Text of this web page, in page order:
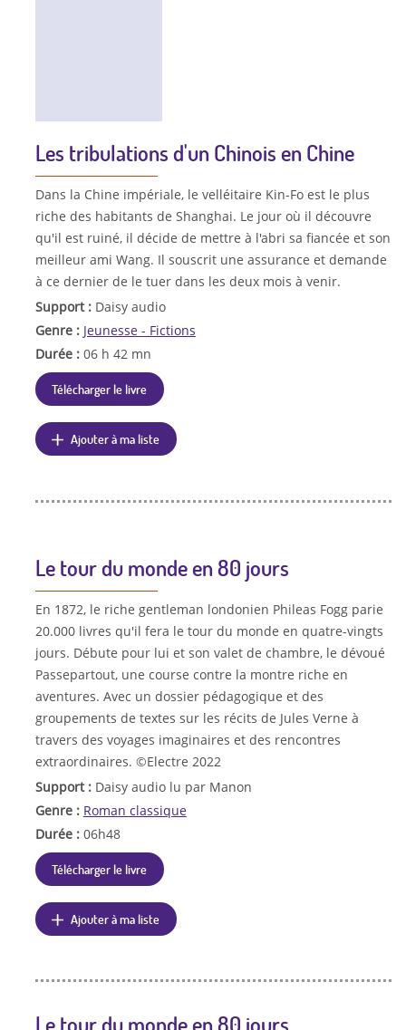
Les tribulations d'un Chinois en Chine
Dans la Chine impériale, le velléitaire Kin-Fo est le plus
riche des habitants de Shanghai. Le jour où il découvre
qu'il est ruiné, il décide de mettre à l'abri sa fiancée et son
meilleur ami Wang. Il souscrit une assurance et demande
à ce dernier de le tuer dans les deux mois à venir.
Support : Daisy audio
Genre : Jeunesse - Fictions
Durée : 06 h 42 mn
Télécharger le livre
Ajouter à ma liste
Le tour du monde en 80 jours
En 1872, le riche gentleman londonien Phileas Fogg parie
20.000 livres qu'il fera le tour du monde en quatre-vingts
jours. Débute pour lui et son valet de chambre, le dévoué
Passepartout, une course contre la montre riche en
aventures. Avec un dossier pédagogique et des
groupements de textes sur les récits de Jules Verne à
travers des voyages imaginaires et des rencontres
extraordinaires. ©Electre 2022
Support : Daisy audio lu par Manon
Genre : Roman classique
Durée : 06h48
Télécharger le livre
Ajouter à ma liste
Le tour du monde en 80 jours